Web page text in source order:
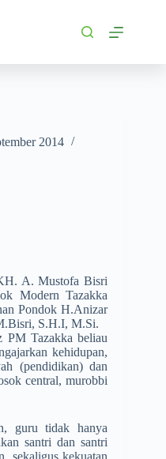
2014
A. Mustofa Bisri
Modern Tazakka
Pondok H.Anizar
S.H.I, M.Si.
PM Tazakka beliau
kehidupan,
(pendidikan) dan
central, murobbi
guru tidak hanya
santri dan santri
sekaligus kekuatan